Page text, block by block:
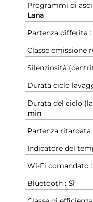
Programmi di
Lana
Partenza differita :
Classe emissione
Silenziosità
Durata ciclo
Durata del ciclo
min
Partenza ritardata
Indicatore del
Wi-Fi comandato :
Bluetooth : Sì